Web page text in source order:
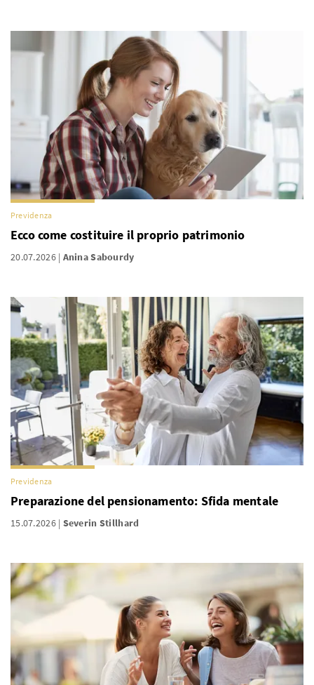
Previdenza
Ecco come costituire il proprio patrimonio
20.07.2026 Anina Sabourdy
Previdenza
Preparazione del pensionamento: Sfida mentale
15.07.2026 Severin Stillhard